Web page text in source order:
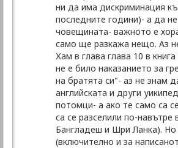
ни да има дискриминация
последните години)- а да
човещината- важното е
само ще разкажа нещо. Аз
Хам в глава глава 10 в
не е било наказанието за
на братята си"- аз не знам
английската и други
потомци- а ако те само са
са се разселили по-
Бангладеш и Шри Ланка). Но
(включително и за